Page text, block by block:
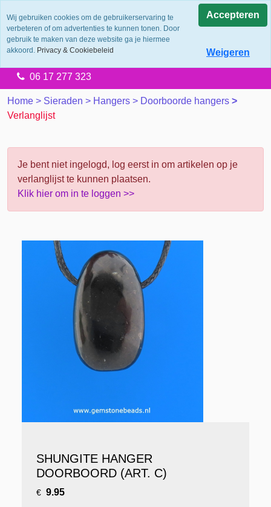
Levering 2 werkdagen
Gratis verzending vanaf €65.00
06 17 277 323
Home > Sieraden > Hangers > Doorboorde hangers >
Verlanglijst
Je bent niet ingelogd, log eerst in om artikelen op je
verlanglijst te kunnen plaatsen.
Klik hier om in te loggen >>
SHUNGITE HANGER
DOORBOORD (ART. C)
€ 9.95
Wij gebruiken cookies om de gebruikerservaring te
verbeteren of om advertenties te kunnen tonen. Door
gebruik te maken van deze website ga je hiermee
akkoord. Privacy & Cookiebeleid
Accepteren
Weigeren